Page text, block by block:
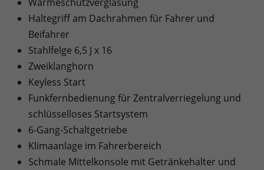
Haltegriff am Dachrahmen für Fahrer und
Beifahrer
Stahlfelge 6,5 J x 16
Zweiklanghorn
Keyless Start
Funkfernbedienung für Zentralverriegelung und
schlüsselloses Startsystem
6-Gang-Schaltgetriebe
Klimaanlage im Fahrerbereich
Schmale Mittelkonsole mit Getränkehalter und